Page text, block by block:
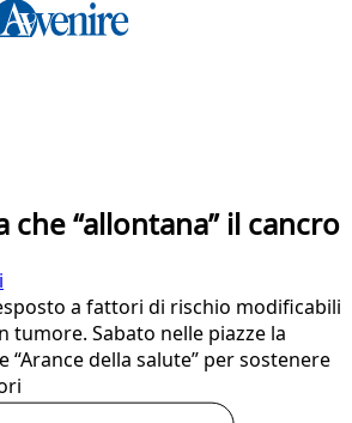
che “allontana” il cancro
a fattori di rischio modificabili
tumore. Sabato nelle piazze la
“Arance della salute” per sostenere